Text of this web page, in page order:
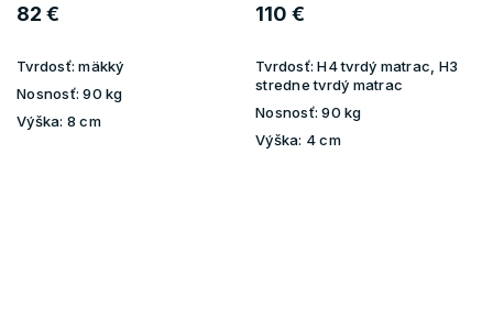
82 €
Tvrdosť: mäkký
Nosnosť: 90 kg
Výška: 8 cm
110 €
Tvrdosť: H4 tvrdý matrac, H3
stredne tvrdý matrac
Nosnosť: 90 kg
Výška: 4 cm